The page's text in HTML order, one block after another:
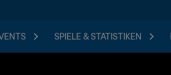
SPIELE & STATISTIKEN